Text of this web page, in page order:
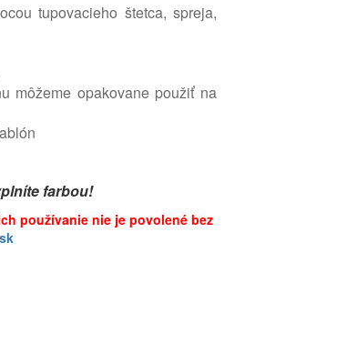
tupovacieho štetca, spreja,
môžeme opakovane použiť na
farbou!
používanie nie je povolené bez